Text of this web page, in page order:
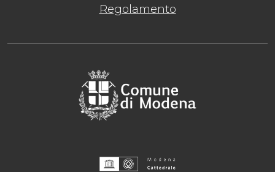
Regolamento